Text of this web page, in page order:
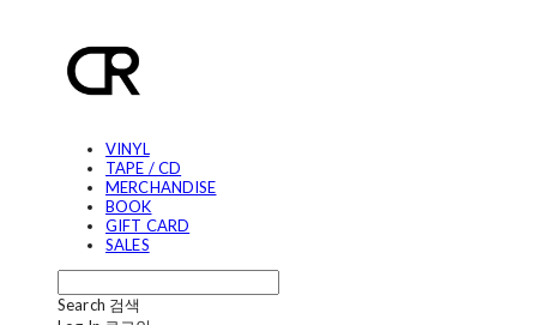
VINYL
TAPE / CD
MERCHANDISE
BOOK
GIFT CARD
SALES
Search 검색